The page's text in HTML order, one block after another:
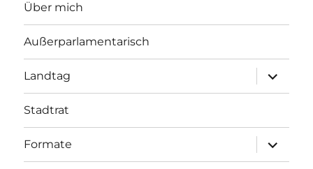
Über mich
Außerparlamentarisch
Landtag
öffnen
Stadtrat
Formate
öffnen